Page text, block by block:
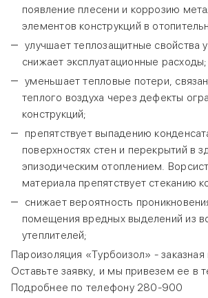
появление плесени и коррозию
элементов конструкций в
улучшает теплозащитные свойства
снижает эксплуатационные расходы;
уменьшает тепловые потери,
теплого воздуха через дефекты
конструкций;
препятствует выпадению
поверхностях стен и перекрытий в
эпизодическим отоплением.
материала препятствует стеканию
снижает вероятность
помещения вредных выделений из
утеплителей;
Пароизоляция «Турбоизол» - заказная
Оставьте заявку, и мы привезем ее в
Подробнее по телефону 280-900